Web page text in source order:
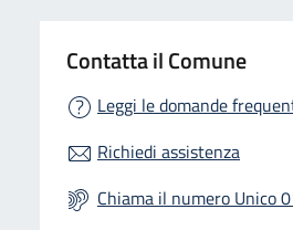
Contatta il Comune
Leggi le domande
Richiedi assistenza
Chiama il numero Unico